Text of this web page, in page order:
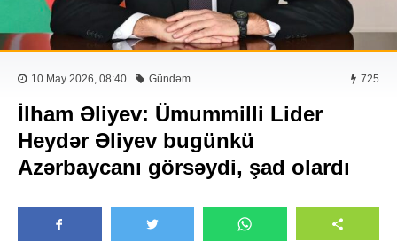
10 May 2026, 08:40 Gündəm 725
İlham Əliyev: Ümummilli Lider
Heydər Əliyev bugünkü
Azərbaycanı görsəydi, şad olardı